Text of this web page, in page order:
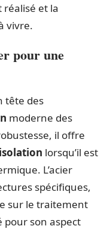
réalisé et la
vivre.
pour une
tête des
moderne des
il offre
isolation lorsqu’il est
L’acier
spécifiques,
sur le traitement
pour son aspect